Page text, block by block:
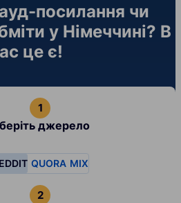
посилання чи
у Німеччині? В
це є!
джерело
QUORA MIX